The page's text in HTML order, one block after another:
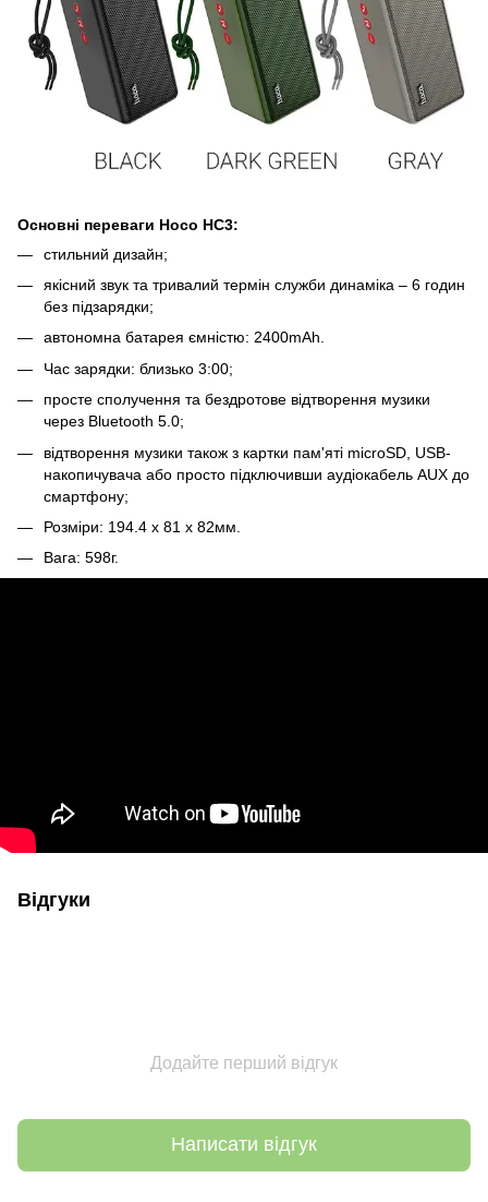
Основні переваги Hoco HC3:
стильний дизайн;
якісний звук та тривалий термін служби динаміка – 6 годин
без підзарядки;
автономна батарея ємністю: 2400mAh.
Час зарядки: близько 3:00;
просте сполучення та бездротове відтворення музики
через Bluetooth 5.0;
відтворення музики також з картки пам'яті microSD, USB-
накопичувача або просто підключивши аудіокабель AUX до
смартфону;
Розміри: 194.4 х 81 х 82мм.
Вага: 598г.
Відгуки
Додайте перший відгук
Написати відгук